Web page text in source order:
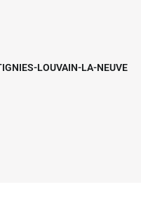
LOUVAIN-LA-NEUVE